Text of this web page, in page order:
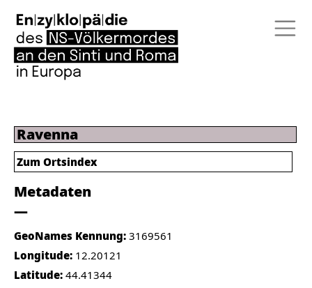
Ravenna
Metadaten
GeoNames Kennung: 3169561
Longitude: 12.20121
Latitude: 44.41344
Zum Ortsindex